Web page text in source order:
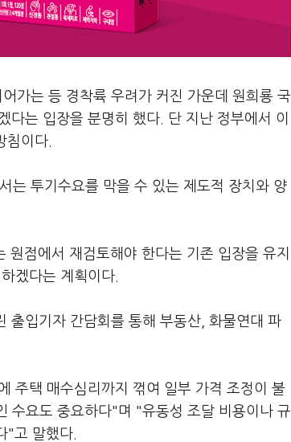
가는 등 경착륙 우려가 커진 가운데 원희룡 국
는 입장을 분명히 했다. 단 지난 정부에서 이
침이다.
는 투기수요를 막을 수 있는 제도적 장치와 양
점에서 재검토해야 한다는 기존 입장을 유지
겠다는 계획이다.
출입기자 간담회를 통해 부동산, 화물연대 파
주택 매수심리까지 꺾여 일부 가격 조정이 불
수요도 중요하다"며 "유동성 조달 비용이나 규
"고 말했다.